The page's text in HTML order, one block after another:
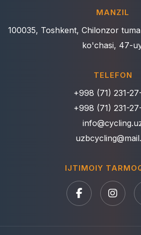
MANZIL
100035, Toshkent, Chilonzor
ko'chasi, 47-
TELEFON
+998 (71) 231-
+998 (71) 231-
IJTIMOIY